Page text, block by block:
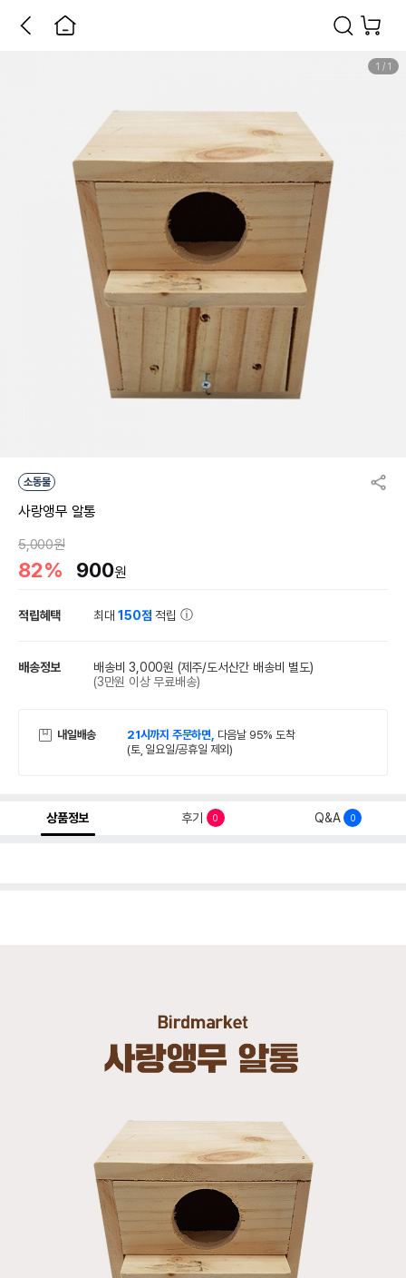
1 / 1
소동물
사랑앵무 알통
5,000원
82% 900원
적립혜택 최대150점 적립
배송정보 배송비 3,000원 (제주/도서산간 배송비 별도)
(3만원 이상 무료배송)
내일배송 21시까지 주문하면, 다음날 95% 도착
(토, 일요일/공휴일 제외)
상품정보 후기 0 Q&A 0